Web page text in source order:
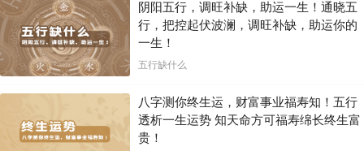
阴阳五行，调旺补缺，助运一生！通晓五
行，把控起伏波澜，调旺补缺，助运你的
一生！
五行缺什么
八字测你终生运，财富事业福寿知！五行
透析一生运势 知天命方可福寿绵长终生富
贵！